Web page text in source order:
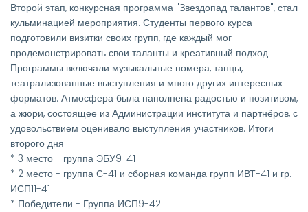
Второй этап, конкурсная программа "Звездопад талантов", стал
кульминацией мероприятия. Студенты первого курса
подготовили визитки своих групп, где каждый мог
продемонстрировать свои таланты и креативный подход.
Программы включали музыкальные номера, танцы,
театрализованные выступления и много других интересных
форматов. Атмосфера была наполнена радостью и позитивом,
а жюри, состоящее из Администрации института и партнёров, с
удовольствием оценивало выступления участников. Итоги
второго дня:
* 3 место - группа ЭБУ9-41
* 2 место - группа С-41 и сборная команда групп ИВТ-41 и гр.
ИСП11-41
* Победители - Группа ИСП9-42